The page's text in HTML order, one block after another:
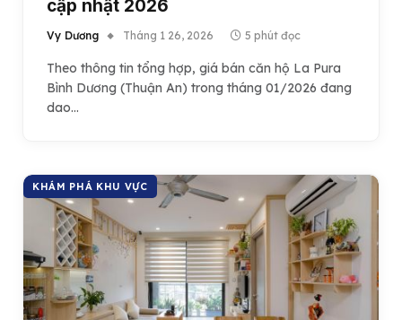
cập nhật 2026
Vy Dương Tháng 1 26, 2026 5 phút đọc
Theo thông tin tổng hợp, giá bán căn hộ La Pura
Bình Dương (Thuận An) trong tháng 01/2026 đang
dao…
KHÁM PHÁ KHU VỰC